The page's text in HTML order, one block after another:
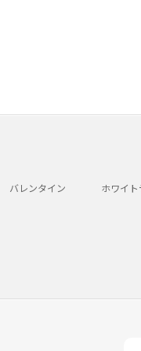
バレンタイン ホワイ